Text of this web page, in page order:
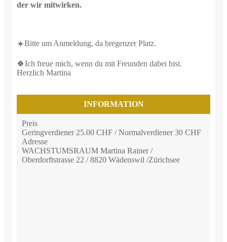
der wir mitwirken.
☀️Bitte um Anmeldung, da bregenzer Platz.
🍀Ich freue mich, wenn du mit Freunden dabei bist.
Herzlich Martina
INFORMATION
Preis
Geringverdiener 25.00 CHF / Normalverdiener 30 CHF
Adresse
WACHSTUMSRAUM Martina Rainer /
Oberdorftstrasse 22 / 8820 Wädenswil /Zürichsee